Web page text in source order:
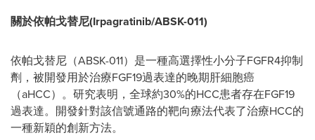
關於依帕戈替尼(Irpagratinib/ABSK-011)
依帕戈替尼（ABSK-011）是一種高選擇性小分子FGFR4抑制
劑，被開發用於治療FGF19過表達的晚期肝細胞癌
（aHCC）。研究表明，全球約30%的HCC患者存在FGF19
過表達。開發針對該信號通路的靶向療法代表了治療HCC的
一種新穎的創新方法。